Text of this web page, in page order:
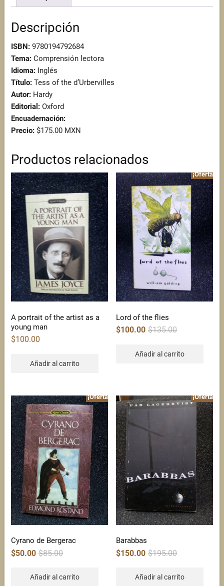
Descripción
ISBN:9780194792684
Tema:Comprensión lectora
Idioma:Inglés
Título:Tess of the d’Urbervilles
Autor:Hardy
Editorial:Oxford
Encuadernación:
Precio:$175.00 MXN
Productos relacionados
A portrait of the artist as a
young man
$100.00
Añadir al carrito
¡Oferta!
Lord of the flies
$135.00Original
$100.00
Current
Añadir al carrito
¡Oferta!
Cyrano de Bergerac
$85.00Original
price
$50.00
Current
price
Añadir al carrito
¡Oferta!
Barabbas
$195.00
$150.00
Añadir al carrito